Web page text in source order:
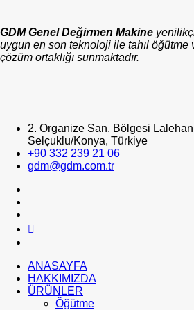
GDM Genel Değirmen Makine
uygun en son teknoloji ile tahıl
çözüm ortaklığı sunmaktadır.
2. Organize San. Bölgesi
Selçuklu/Konya, Türkiye
+90 332 239 21 06
gdm@gdm.com.tr
ANASAYFA
HAKKIMIZDA
ÜRÜNLER
Öğütme